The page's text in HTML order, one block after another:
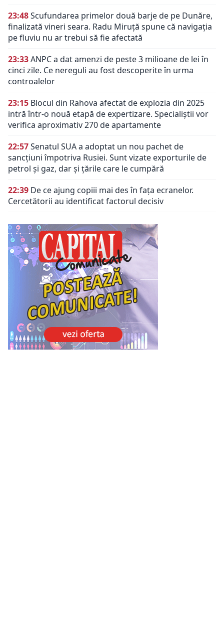
23:48Scufundarea primelor două barje de pe Dunăre,
finalizată vineri seara. Radu Miruță spune că navigația
pe fluviu nu ar trebui să fie afectată
23:33ANPC a dat amenzi de peste 3 milioane de lei în
cinci zile. Ce nereguli au fost descoperite în urma
controalelor
23:15 Blocul din Rahova afectat de explozia din 2025
intră într-o nouă etapă de expertizare. Specialiștii vor
verifica aproximativ 270 de apartamente
22:57Senatul SUA a adoptat un nou pachet de
sancțiuni împotriva Rusiei. Sunt vizate exporturile de
petrol și gaz, dar și țările care le cumpără
22:39 De ce ajung copiii mai des în fața ecranelor.
Cercetătorii au identificat factorul decisiv